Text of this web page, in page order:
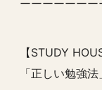
ーーーーーー
【STUDY
「正しい勉強